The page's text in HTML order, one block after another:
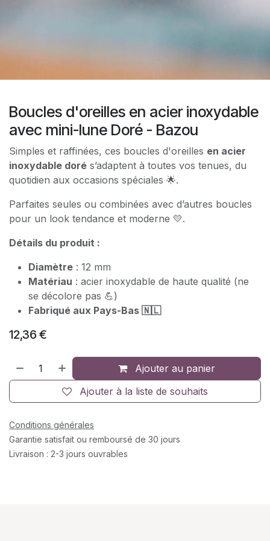
Boucles d'oreilles en acier inoxydable
avec mini-lune Doré - Bazou
Simples et raffinées, ces boucles d'oreilles en acier
inoxydable doré s’adaptent à toutes vos tenues, du
quotidien aux occasions spéciales 🌟.
Parfaites seules ou combinées avec d’autres boucles
pour un look tendance et moderne 💛.
Détails du produit :
Diamètre : 12 mm
Matériau : acier inoxydable de haute qualité (ne
se décolore pas 💪)
Fabriqué aux Pays-Bas 🇳🇱
12,36 €
Ajouter au panier
Ajouter à la liste de souhaits
Conditions générales
Garantie satisfait ou remboursé de 30 jours
Livraison : 2-3 jours ouvrables